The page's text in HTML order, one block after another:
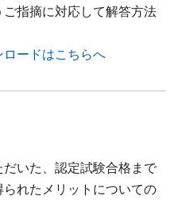
指摘に対応して解答方法
ロードはこちらへ
いた、認定試験合格まで
れたメリットについての